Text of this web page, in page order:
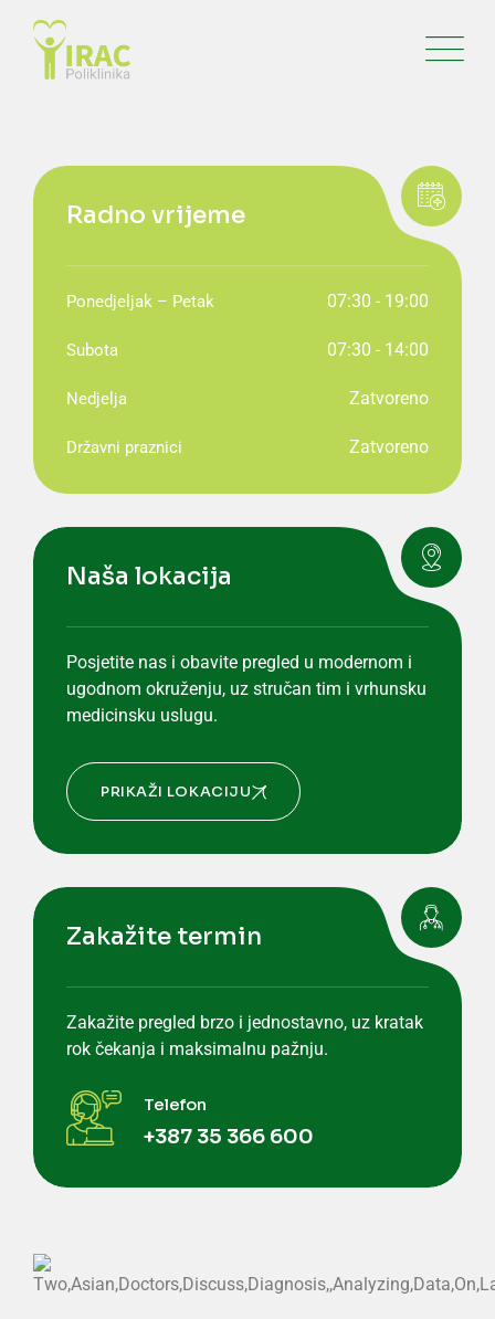
Radno vrijeme
Ponedjeljak – Petak 07:30 - 19:00
Subota 07:30 - 14:00
Nedjelja Zatvoreno
Državni praznici Zatvoreno
Naša lokacija
Posjetite nas i obavite pregled u modernom i
ugodnom okruženju, uz stručan tim i vrhunsku
medicinsku uslugu.
PRIKAŽI LOKACIJU
Zakažite termin
Zakažite pregled brzo i jednostavno, uz kratak
rok čekanja i maksimalnu pažnju.
Telefon
+387 35 366 600